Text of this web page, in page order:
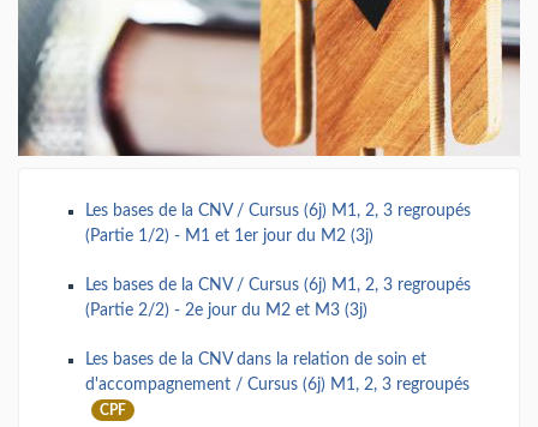
Les bases de la CNV / Cursus (6j) M1, 2, 3 regroupés
(Partie 1/2) - M1 et 1er jour du M2 (3j)
Les bases de la CNV / Cursus (6j) M1, 2, 3 regroupés
(Partie 2/2) - 2e jour du M2 et M3 (3j)
Les bases de la CNV dans la relation de soin et
d'accompagnement / Cursus (6j) M1, 2, 3 regroupés
CPF